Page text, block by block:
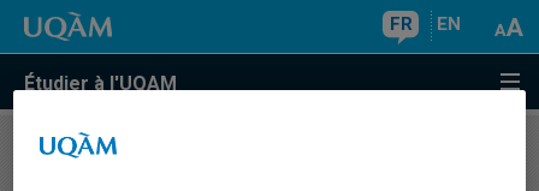
FR EN
Étudier à l'UQAM
COURS//